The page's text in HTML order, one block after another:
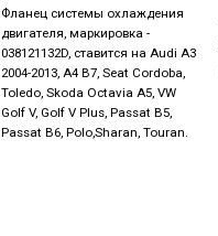
Фланец системы охлаждения
двигателя, маркировка -
038121132D, ставится на Audi A3
2004-2013, A4 B7, Seat Cordoba,
Toledo, Skoda Octavia A5, VW
Golf V, Golf V Plus, Passat B5,
Passat B6, Polo,Sharan, Touran.